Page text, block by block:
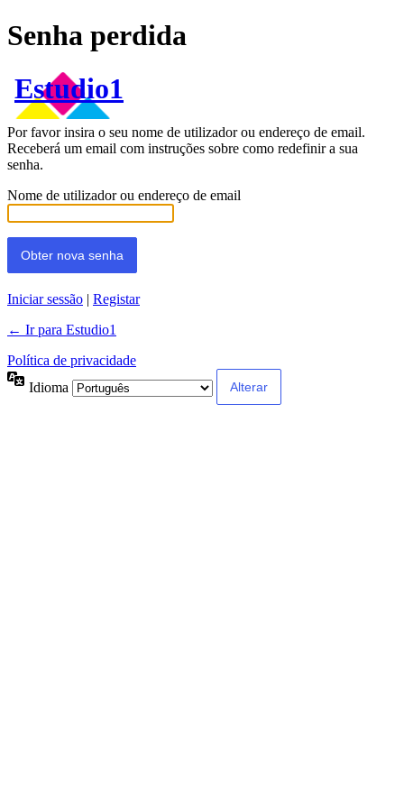
Senha perdida
Estudio1
Por favor insira o seu nome de utilizador ou endereço de email.
Receberá um email com instruções sobre como redefinir a sua
senha.
Nome de utilizador ou endereço de email
Iniciar sessão | Registar
← Ir para Estudio1
Política de privacidade
Idioma